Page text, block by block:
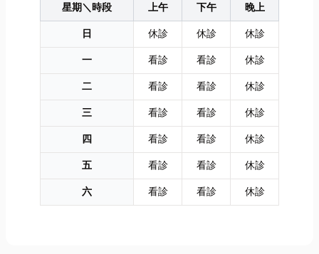
星期＼時段 上午 下午
晚上
日
休診 休診
休診
一
看診 看診
休診
二
看診 看診
休診
三
看診 看診
休診
四
看診 看診
休診
五
看診 看診
休診
六
看診 看診 休診